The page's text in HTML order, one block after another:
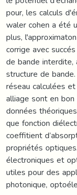
pour, les calculs
waler cohen a été
plus,
corrige avec
de bande
structure de
réseau calculées
alliage sont en
données
que fonction
coeffitient
propriétés
électroniques et
utiles pour des
photonique,